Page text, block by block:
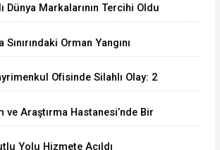
Dünya Markalarının Tercihi Oldu
Orman Yangını
Ofisinde Silahlı Olay: 2
ve Araştırma Hastanesi’nde Bir
Yolu Hizmete Açıldı